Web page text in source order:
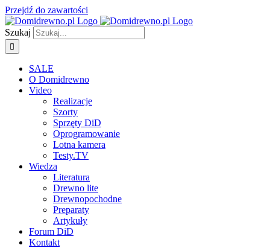
Przejdź do zawartości
Szukaj
SALE
O Domidrewno
Video
Realizacje
Szorty
Sprzęty DiD
Oprogramowanie
Lotna kamera
Testy.TV
Wiedza
Literatura
Drewno lite
Drewnopochodne
Preparaty
Artykuły
Forum DiD
Kontakt